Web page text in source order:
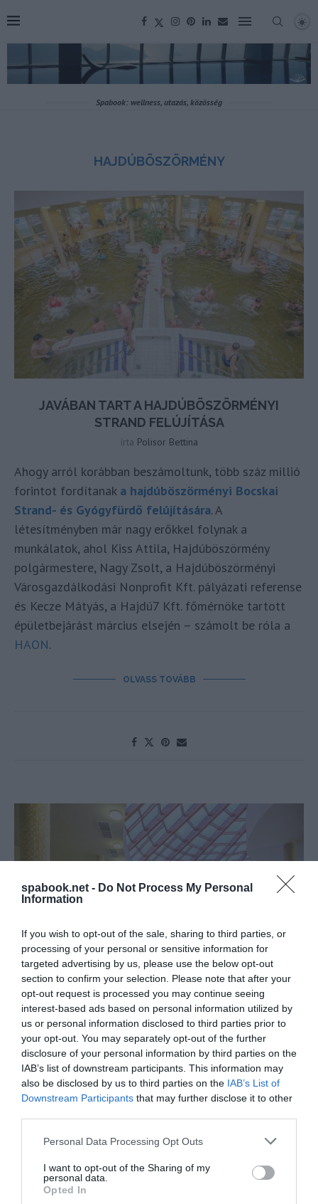
spabook.net - Do Not Process My Personal
Information
If you wish to opt-out of the sale, sharing to third parties, or
processing of your personal or sensitive information for
targeted advertising by us, please use the below opt-out
section to confirm your selection. Please note that after your
opt-out request is processed you may continue seeing
interest-based ads based on personal information utilized by
us or personal information disclosed to third parties prior to
your opt-out. You may separately opt-out of the further
disclosure of your personal information by third parties on the
IAB’s list of downstream participants. This information may
also be disclosed by us to third parties on the IAB’s List of
Downstream Participants that may further disclose it to other
Please note that this website/app uses one or more Google
not limited to your visit or usage behaviour. You may click to
grant or deny consent to Google and its third-party tags to
use your data for below specified purposes in below Google
Personal Data Processing Opt Outs
I want to opt-out of the Sharing of my
personal data.
Opted In
Spabook: wellness, utazás, közösség
HAJDÚBÖSZÖRMÉNY
JAVÁBAN TART A HAJDÚBÖSZÖRMÉNYI
STRAND FELÚJÍTÁSA
írta Polisor Bettina
Ahogy arról korábban beszámoltunk, több száz millió
forintot fordítanak a hajdúböszörményi Bocskai
Strand- és Gyógyfürdő felújítására. A
létesítményben már nagy erőkkel folynak a
munkálatok, ahol Kiss Attila, Hajdúböszörmény
polgármestere, Nagy Zsolt, a Hajdúböszörményi
Városgazdálkodási Nonprofit Kft. pályázati referense
és Kecze Mátyás, a Hajdú7 Kft. főmérnöke tartott
épületbejárást március elsején – számolt be róla a
HAON.
OLVASS TOVÁBB
KÜSZÖBÖN A HAJDÚBÖSZÖRMÉNYI FÜRDŐ
FELÚJÍTÁSA
írtaPolisor Bettina
A hajdúböszörményi strand és gyógyfürdő
fejlesztésére és energetikai korszerűsítésére kiírt
pályázatot a KORONA-HUMÁN Egészségügyi
Szolgáltató és Kereskedelmi Kft. nyerte – írja a